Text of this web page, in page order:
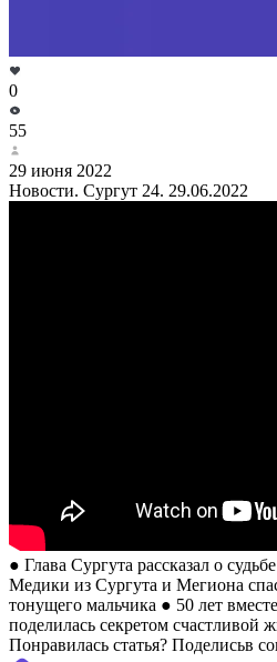
0
55
29 июня 2022
Новости. Сургут 24. 29.06.2022
● Глава Сургута рассказал о
Медики из Сургута и Мегиона
тонущего мальчика ● 50 лет
поделилась секретом счастливой
Понравилась статья? Поделиcьв